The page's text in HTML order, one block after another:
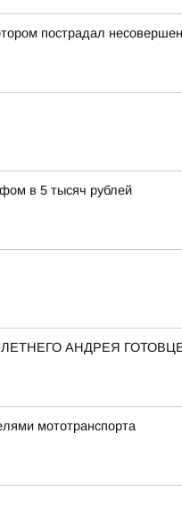
пострадал
в 5 тысяч рублей
АНДРЕЯ
мототранспорта